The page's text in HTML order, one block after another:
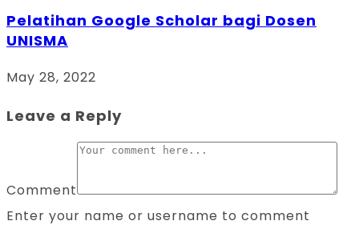
Pelatihan Google Scholar bagi Dosen
UNISMA
May 28, 2022
Leave a Reply
Comment
Enter your name or username to comment